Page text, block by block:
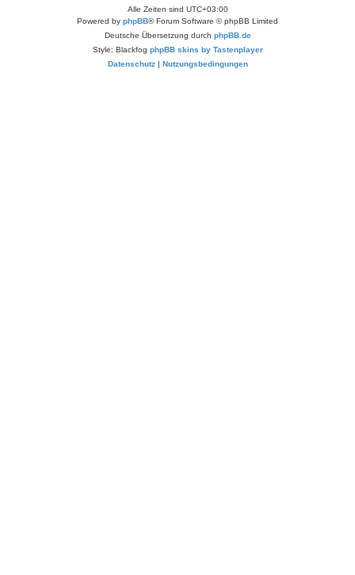
Alle Zeiten sind UTC+03:00
Powered by phpBB® Forum Software © phpBB Limited
Deutsche Übersetzung durch phpBB.de
Style: Blackfog phpBB skins by Tastenplayer
Datenschutz| Nutzungsbedingungen